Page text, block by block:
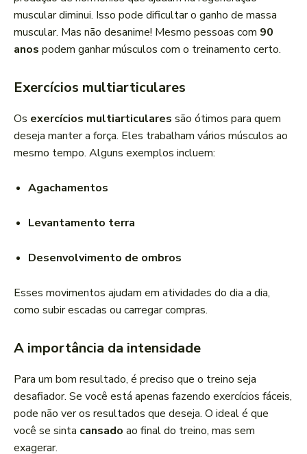
muscular diminui. Isso pode dificultar o ganho de massa
muscular. Mas não desanime! Mesmo pessoas com 90
anos podem ganhar músculos com o treinamento certo.
Exercícios multiarticulares
Os exercícios multiarticulares são ótimos para quem
deseja manter a força. Eles trabalham vários músculos ao
mesmo tempo. Alguns exemplos incluem:
Agachamentos
Levantamento terra
Desenvolvimento de ombros
Esses movimentos ajudam em atividades do dia a dia,
como subir escadas ou carregar compras.
A importância da intensidade
Para um bom resultado, é preciso que o treino seja
desafiador. Se você está apenas fazendo exercícios fáceis,
pode não ver os resultados que deseja. O ideal é que
você se sinta cansado ao final do treino, mas sem
exagerar.